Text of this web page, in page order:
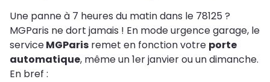
Une panne à 7 heures du matin dans le 78125 ?
MGParis ne dort jamais ! En mode urgence garage, le
serviceMGParis remet en fonction votre porte
automatique, même un 1er janvier ou un dimanche.
En bref :